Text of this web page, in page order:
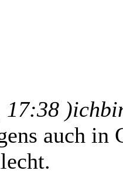
17:38 )
auch in